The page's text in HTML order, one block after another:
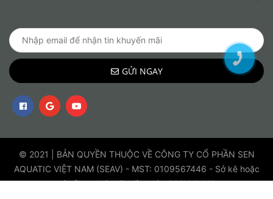
GỬI NGAY
© 2021 | BẢN QUYỀN THUỘC VỀ CÔNG TY CỔ PHẦN SEN
AQUATIC VIỆT NAM (SEAV) - MST: 0109567446 - Sở kê hoặc
và đầu tư Hà Nội cấp ngày 25/03/2021